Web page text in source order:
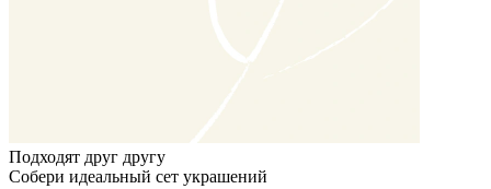
Подходят друг другу
Собери идеальный сет украшений